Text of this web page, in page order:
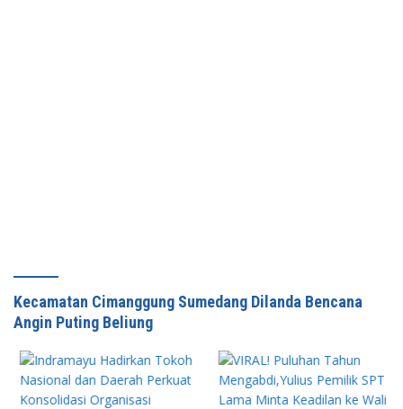
Kecamatan Cimanggung Sumedang Dilanda Bencana
Angin Puting Beliung